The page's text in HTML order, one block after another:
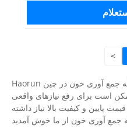
<
Haorun یک تولید کننده و تامین کننده لوله جمع آوری خون در چین
است برای رفع نیازهای واقعی
پایین و کیفیت بالا نیاز داشته